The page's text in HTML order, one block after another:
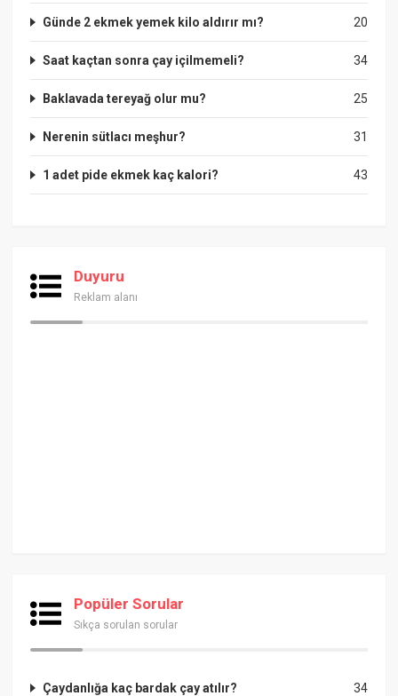
20
Günde 2 ekmek yemek kilo aldırır mı?
34
Saat kaçtan sonra çay içilmemeli?
25
Baklavada tereyağ olur mu?
31
Nerenin sütlacı meşhur?
43
1 adet pide ekmek kaç kalori?
Duyuru
Reklam alanı
Popüler Sorular
Sıkça sorulan sorular
34
Çaydanlığa kaç bardak çay atılır?